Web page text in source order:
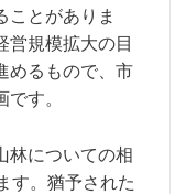
ことがありま
営規模拡大の目
めるもので、市
す。
林についての相
す。猶予された